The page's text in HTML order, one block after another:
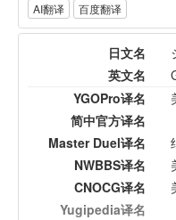
AI翻译 百度翻译
日文名
英文名
YGOPro译名
简中官方译名
Master Duel译名
NWBBS译名
CNOCG译名
Yugipedia译名